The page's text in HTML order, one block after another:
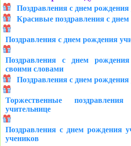
Поздравления с днем рождения
Красивые поздравления с
Поздравления с днем рождения
Поздравления с днем
своими словами
Поздравления с днем рождения
Торжественные
учительнице
Поздравления с днем рождения
учеников